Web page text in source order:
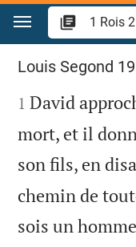
Aller vers contenu
1 Rois 2
Louis Segond

1 David
mort, et il
son fils, en
chemin de
sois un